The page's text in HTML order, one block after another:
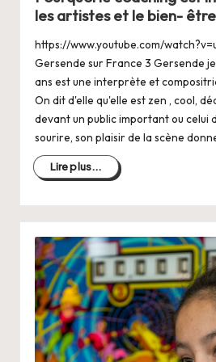
les artistes et le bien- être
https://www.youtube.com/
Gersende sur France 3 Gersende
ans est une interprète et
On dit d'elle qu'elle est zen , cool,
devant un public important ou celui
sourire, son plaisir de la scène
Lire plus...